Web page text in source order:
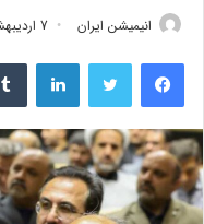
انیمیشن ایران 7 اردیبهشت 1403
فیس بوک لینکدین